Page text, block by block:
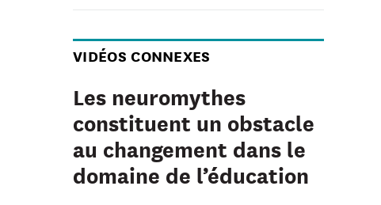
VIDÉOS CONNEXES
Les neuromythes
constituent un obstacle
au changement dans le
domaine de l’éducation